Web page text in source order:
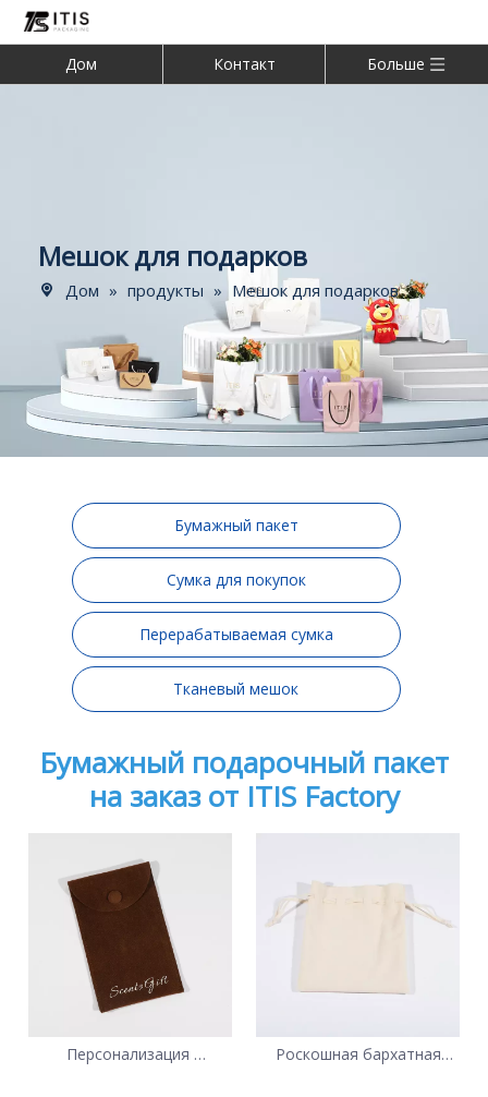
Дом Контакт Больше
Мешок для подарков
Дом » продукты » Мешок для подарков
Бумажный пакет
Сумка для покупок
Перерабатываемая сумка
Тканевый мешок
Бумажный подарочный пакет
на заказ от ITIS Factory
Персонализация
Роскошная бархатная